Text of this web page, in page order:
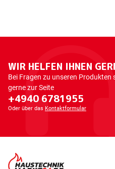
WIR HELFEN IHNEN
Bei Fragen zu unseren
gerne zur Seite
+4940 6781955
Oder über das Kontaktformular